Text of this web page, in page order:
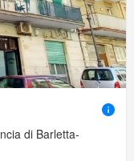
di Barletta-